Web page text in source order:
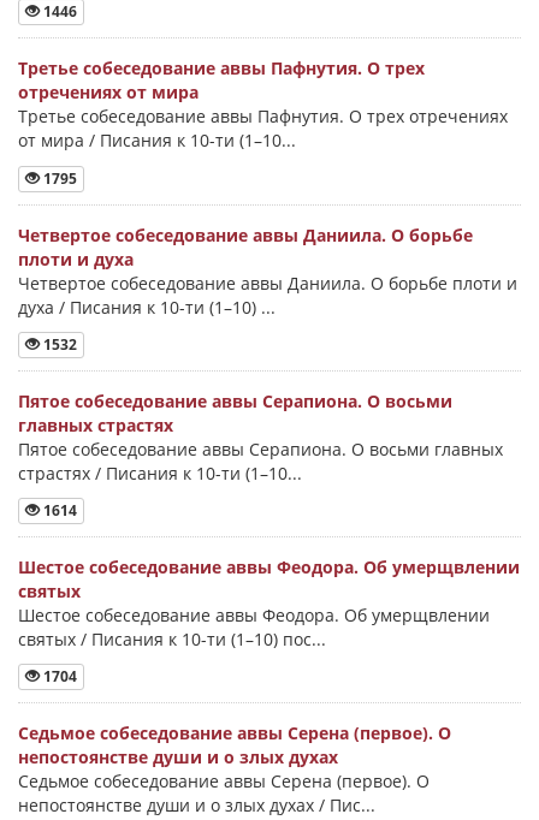
1446
Третье собеседование аввы Пафнутия. О трех
отречениях от мира
Третье собеседование аввы Пафнутия. О трех отречениях
от мира / Писания к 10-ти (1–10...
1795
Четвертое собеседование аввы Даниила. О борьбе
плоти и духа
Четвертое собеседование аввы Даниила. О борьбе плоти и
духа / Писания к 10-ти (1–10) ...
1532
Пятое собеседование аввы Серапиона. О восьми
главных страстях
Пятое собеседование аввы Серапиона. О восьми главных
страстях / Писания к 10-ти (1–10...
1614
Шестое собеседование аввы Феодора. Об умерщвлении
святых
Шестое собеседование аввы Феодора. Об умерщвлении
святых / Писания к 10-ти (1–10) пос...
1704
Седьмое собеседование аввы Серена (первое). О
непостоянстве души и о злых духах
Седьмое собеседование аввы Серена (первое). О
непостоянстве души и о злых духах / Пис...